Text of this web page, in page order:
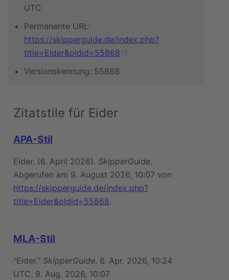
UTC
Permanente URL:
https://skipperguide.de/index.php?
title=Eider&oldid=55868
Versionskennung: 55868
Zitatstile für Eider
APA-Stil
Eider. (6. April 2026). SkipperGuide.
Abgerufen am 9. August 2026, 10:07 von
https://skipperguide.de/index.php?
title=Eider&oldid=55868.
MLA-Stil
"Eider." SkipperGuide. 6. Apr. 2026, 10:24
UTC. 9. Aug. 2026, 10:07